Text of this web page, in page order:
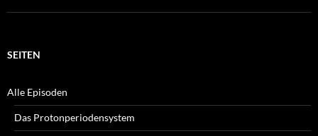
SEITEN
Alle Episoden
Das Protonperiodensystem